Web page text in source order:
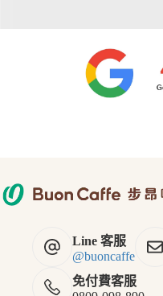
Line 客服
@buoncaffe
免付費客服